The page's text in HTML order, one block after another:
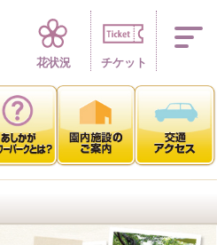
四季折々 花の
花状況 チケット